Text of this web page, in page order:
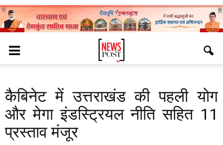
कैबिनेट में उत्तराखंड की पहली योग
और मेगा इंडस्ट्रियल नीति सहित 11
प्रस्ताव मंजूर